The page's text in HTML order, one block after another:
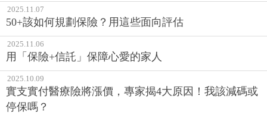
2025.11.07
50+該如何規劃保險？用這些面向評估
2025.11.06
用「保險+信託」保障心愛的家人
2025.10.09
實支實付醫療險將漲價，專家揭4大原因！我該減碼或
停保嗎？